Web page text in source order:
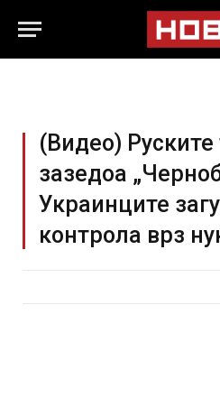
(Видео) Руските
зазедоа
Украинците
контрола врз